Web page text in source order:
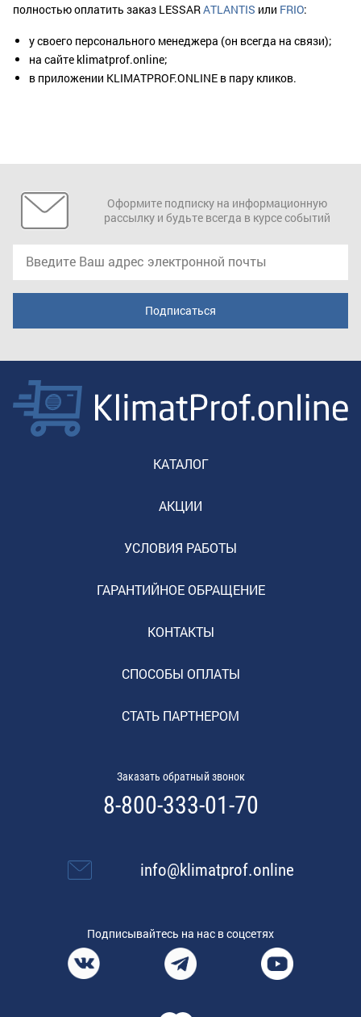
полностью оплатить заказ LESSARATLANTIS или FRIO:
у своего персонального менеджера (он всегда на связи);
на сайте klimatprof.online;
в приложении KLIMATPROF.ONLINE в пару кликов.
Оформите подписку на информационную
рассылку и будьте всегда в курсе событий
КАТАЛОГ
АКЦИИ
УСЛОВИЯ РАБОТЫ
ГАРАНТИЙНОЕ ОБРАЩЕНИЕ
КОНТАКТЫ
СПОСОБЫ ОПЛАТЫ
СТАТЬ ПАРТНЕРОМ
Заказать обратный звонок
8-800-333-01-70
info@klimatprof.online
Подписывайтесь на нас в соцсетях